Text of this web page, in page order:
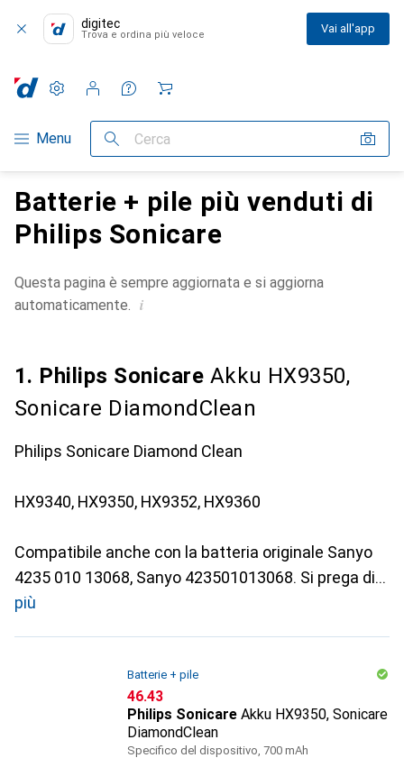
digitec
Trova e ordina più veloce Vai all'app
Categoria Navigazione
Menu Cerca
Impostazioni
Conto cliente
Liste di confronto
Liste dei desideri
Carrello
Batterie + pile più venduti di
Philips Sonicare
Questa pagina è sempre aggiornata e si aggiorna
automaticamente. i
1. Philips Sonicare Akku HX9350,
Sonicare DiamondClean
Philips Sonicare Diamond Clean
HX9340, HX9350, HX9352, HX9360
Compatibile anche con la batteria originale Sanyo
4235 010 13068, Sanyo 423501013068. Si prega di
più
Batterie + pile
CHF
46.43
Philips Sonicare Akku HX9350, Sonicare
DiamondClean
Specifico del dispositivo, 700 mAh